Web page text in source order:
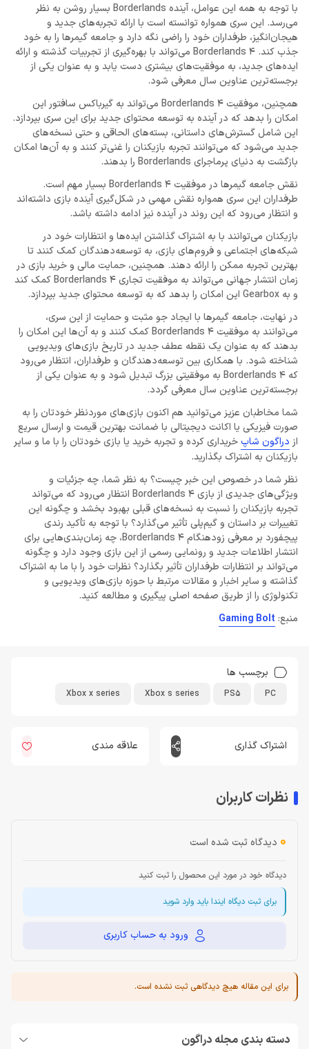
با توجه به همه این عوامل، آینده Borderlands بسیار روشن به نظر
می‌رسد. این سری همواره توانسته است با ارائه تجربه‌های جدید و
هیجان‌انگیز، طرفداران خود را راضی نگه دارد و جامعه گیمرها را به خود
جذب کند. Borderlands 4 می‌تواند با بهره‌گیری از تجربیات گذشته و ارائه
ایده‌های جدید، به موفقیت‌های بیشتری دست یابد و به عنوان یکی از
برجسته‌ترین عناوین سال معرفی شود.
همچنین، موفقیت Borderlands 4 می‌تواند به گیرباکس سافتور این
امکان را بدهد که در آینده به توسعه محتوای جدید برای این سری بپردازد.
این شامل گسترش‌های داستانی، بسته‌های الحاقی و حتی نسخه‌های
جدید می‌شود که می‌توانند تجربه بازیکنان را غنی‌تر کنند و به آن‌ها امکان
بازگشت به دنیای پرماجرای Borderlands را بدهند.
نقش جامعه گیمرها در موفقیت Borderlands 4 بسیار مهم است.
طرفداران این سری همواره نقش مهمی در شکل‌گیری آینده بازی داشته‌اند
و انتظار می‌رود که این روند در آینده نیز ادامه داشته باشد.
بازیکنان می‌توانند با به اشتراک گذاشتن ایده‌ها و انتظارات خود در
شبکه‌های اجتماعی و فروم‌های بازی، به توسعه‌دهندگان کمک کنند تا
بهترین تجربه ممکن را ارائه دهند. همچنین، حمایت مالی و خرید بازی در
زمان انتشار جهانی می‌تواند به موفقیت تجاری Borderlands 4 کمک کند
و به Gearbox این امکان را بدهد که به توسعه محتوای جدید بپردازد.
در نهایت، جامعه گیمرها با ایجاد جو مثبت و حمایت از این سری،
می‌توانند به موفقیت Borderlands 4 کمک کنند و به آن‌ها این امکان را
بدهند که به عنوان یک نقطه عطف جدید در تاریخ بازی‌های ویدیویی
شناخته شود. با همکاری بین توسعه‌دهندگان و طرفداران، انتظار می‌رود
که Borderlands 4 به موفقیتی بزرگ تبدیل شود و به عنوان یکی از
برجسته‌ترین عناوین سال معرفی گردد.
شما مخاطبان عزیز می‌توانید هم اکنون بازی‌های موردنظر خودتان را به
صورت فیزیکی یا اکانت دیجیتالی با ضمانت بهترین قیمت و ارسال سریع
از دراگون شاپخریداری کرده و تجربه خرید یا بازی خودتان را با ما و سایر
بازیکنان به اشتراک بگذارید.
نظر شما در خصوص این خبر چیست؟ به نظر شما، چه جزئیات و
ویژگی‌های جدیدی از بازی Borderlands 4 انتظار می‌رود که می‌تواند
تجربه بازیکنان را نسبت به نسخه‌های قبلی بهبود بخشد و چگونه این
تغییرات بر داستان و گیم‌پلی تأثیر می‌گذارد؟ با توجه به تأکید رندی
پیچفورد بر معرفی زودهنگام Borderlands 4، چه زمان‌بندی‌هایی برای
انتشار اطلاعات جدید و رونمایی رسمی از این بازی وجود دارد و چگونه
می‌تواند بر انتظارات طرفداران تأثیر بگذارد؟ نظرات خود را با ما به اشتراک
گذاشته و سایر اخبار و مقالات مرتبط با حوزه بازی‌های ویدیویی و
تکنولوژی را از طریق صفحه اصلی پیگیری و مطالعه کنید.
منبع: Gaming Bolt
برچسب ها
PC
PS5
Xbox s series
Xbox x series
اشتراک گذاری علاقه مندی
نظرات کاربران
0 دیدگاه ثبت شده است
دیدگاه خود در مورد این محصول را ثبت کنید
برای ثبت دیگاه ایندا باید وارد شوید
ورود به حساب کاربری
برای این مقاله هیچ دیدگاهی ثبت نشده است.
دسته بندی مجله دراگون